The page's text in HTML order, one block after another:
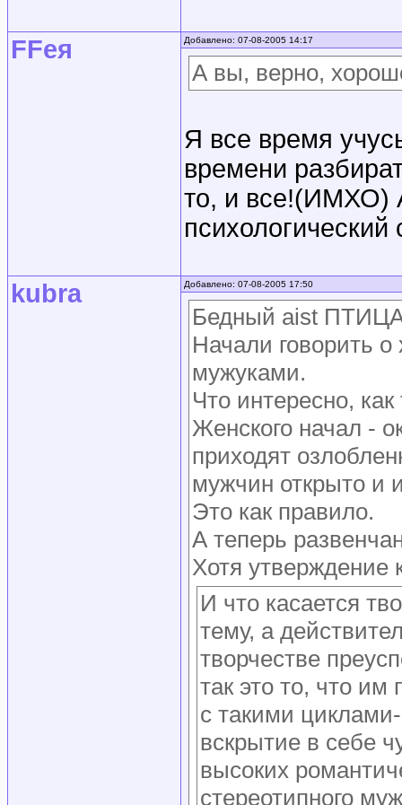
FFея Добавлено: 07-08-2005 14:17
А вы, верно,
Я все время
времени
то, и все!(ИМХО)
kubra Добавлено: 07-08-2005 17:50
Бедный aist
Начали говорить
мужуками.
Что интересно,
Женского начал -
приходят
мужчин открыто и
Это как правило.
А теперь
Хотя утверждение
И что касается
тему, а
творчестве
так это то, что им
с такими
вскрытие в себе
высоких
стереотипного